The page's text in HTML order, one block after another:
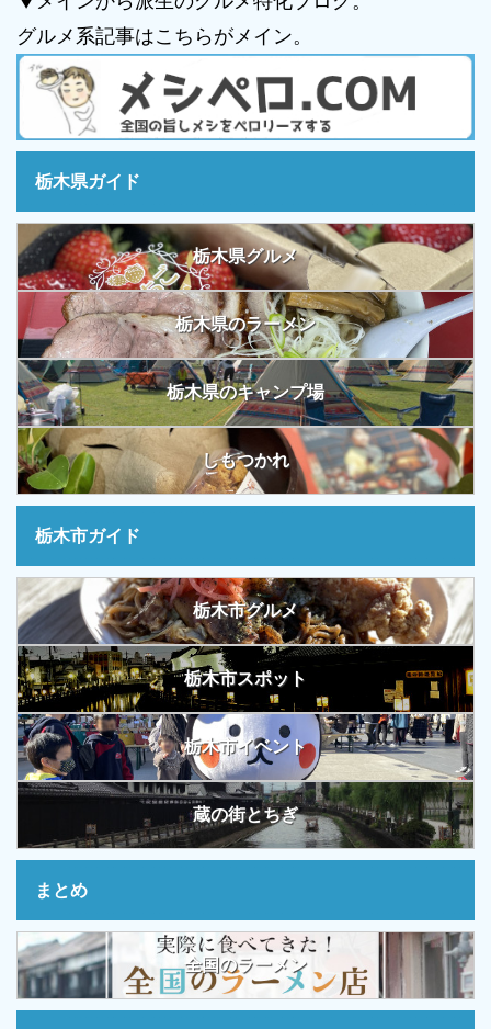
グルメ系記事はこちらがメイン。
栃木県ガイド
栃木県グルメ
栃木県のラーメン
栃木県のキャンプ場
しもつかれ
栃木市ガイド
栃木市グルメ
栃木市スポット
栃木市イベント
蔵の街とちぎ
まとめ
全国のラーメン